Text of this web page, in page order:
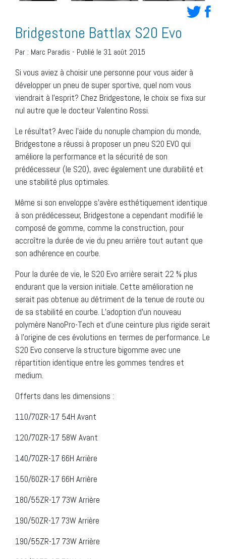
Bridgestone Battlax S20 Evo
Par : Marc Paradis - Publié le 31 août 2015
Si vous aviez à choisir une personne pour vous aider à
développer un pneu de super sportive, quel nom vous
viendrait à l’esprit? Chez Bridgestone, le choix se fixa sur
nul autre que le docteur Valentino Rossi.
Le résultat? Avec l’aide du nonuple champion du monde,
Bridgestone a réussi à proposer un pneu S20 EVO qui
améliore la performance et la sécurité de son
prédécesseur (le S20), avec également une durabilité et
une stabilité plus optimales.
Même si son enveloppe s’avère esthétiquement identique
à son prédécesseur, Bridgestone a cependant modifié le
composé de gomme, comme la construction, pour
accroître la durée de vie du pneu arrière tout autant que
son adhérence en courbe.
Pour la durée de vie, le S20 Evo arrière serait 22 % plus
endurant que la version initiale. Cette amélioration ne
serait pas obtenue au détriment de la tenue de route ou
de sa stabilité en courbe. L’adoption d’un nouveau
polymère NanoPro-Tech et d’une ceinture plus rigide serait
à l’origine de ces évolutions en termes de performance. Le
S20 Evo conserve la structure bigomme avec une
répartition identique entre les gommes tendres et
medium.
Offerts dans les dimensions :
110/70ZR-17 54H Avant
120/70ZR-17 58W Avant
140/70ZR-17 66H Arrière
150/60ZR-17 66H Arrière
180/55ZR-17 73W Arrière
190/50ZR-17 73W Arrière
190/55ZR-17 73W Arrière